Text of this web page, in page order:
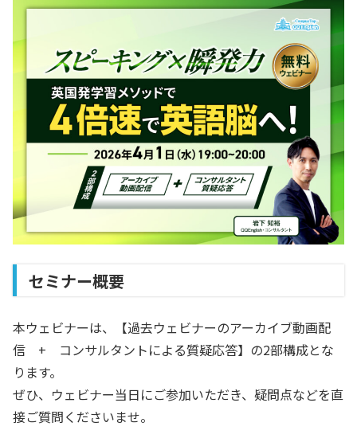
セミナー概要
本ウェビナーは、【過去ウェビナーのアーカイブ動画配
信 + コンサルタントによる質疑応答】の2部構成とな
ります。
ぜひ、ウェビナー当日にご参加いただき、疑問点などを直
接ご質問くださいませ。